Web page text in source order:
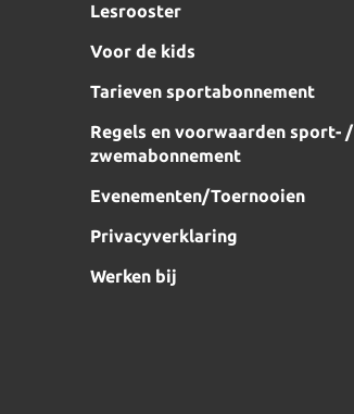
Lesrooster
Voor de kids
Tarieven sportabonnement
Regels en voorwaarden sport- /
zwemabonnement
Evenementen/Toernooien
Privacyverklaring
Werken bij